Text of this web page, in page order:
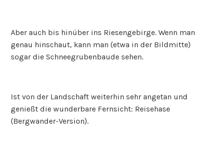
Aber auch bis hinüber ins Riesengebirge. Wenn man
genau hinschaut, kann man (etwa in der Bildmitte)
sogar die Schneegrubenbaude sehen.
Ist von der Landschaft weiterhin sehr angetan und
genießt die wunderbare Fernsicht: Reisehase
(Bergwander-Version).